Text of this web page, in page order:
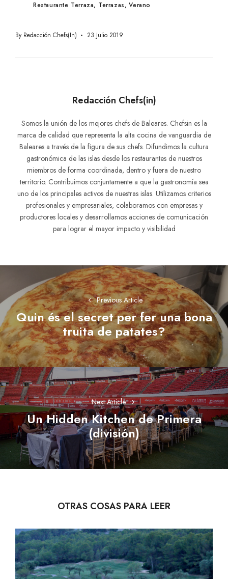
Restaurante Terraza
Terrazas Verano
By Redacción Chefs(in) 23 Julio 2019
Redacción Chefs(in)
Somos la unión de los mejores chefs de Baleares. Chefsin es la
marca de calidad que representa la alta cocina de vanguardia de
Baleares a través de la figura de sus chefs. Difundimos la cultura
gastronómica de las islas desde los restaurantes de nuestros
miembros de forma coordinada, dentro y fuera de nuestro
territorio. Contribuimos conjuntamente a que la gastronomía sea
uno de los principales activos de nuestras islas. Utilizamos criterios
profesionales y empresariales, colaboramos con empresas y
productores locales y desarrollamos acciones de comunicación
para lograr el mayor impacto y visibilidad
Navegación
de
entradas
Previous Article
Previous
post:
Quin és el secret per fer una bona
truita de patates?
Next Article
Next
post:
Un Hidden Kitchen de Primera
(división)
OTRAS COSAS PARA LEER